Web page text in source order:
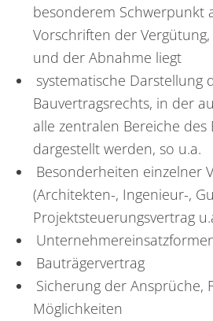
besonderem Schwerpunkt
Vorschriften der
und der Abnahme liegt
systematische Darstellung
Bauvertragsrechts, in der
alle zentralen Bereiche des
dargestellt werden, so u.a.
Besonderheiten einzelner
(Architekten-, Ingenieur-,
Projektsteuerungsvertrag
Bauträgervertrag
Sicherung der Ansprüche,
Möglichkeiten